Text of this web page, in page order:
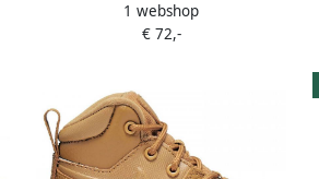
sneakers wit brons zwart
1 webshop
€ 72,-